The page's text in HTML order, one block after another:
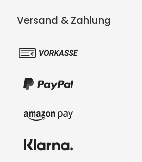
Versand & Zahlung